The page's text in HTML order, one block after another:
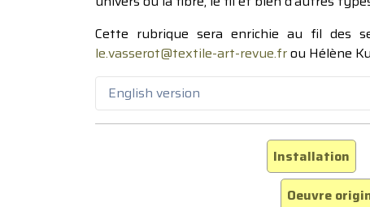
Cette rubrique sera enrichie au fil des
le.vasserot@textile-art-revue.frou Hélène
English version
Installation
Oeuvre